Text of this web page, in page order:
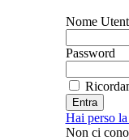
Nome
Password
Hai perso
Non ci